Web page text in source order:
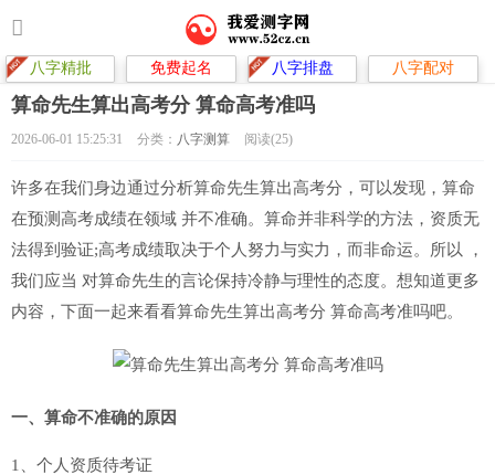
八字精批 免费起名 八字排盘 八字配对
算命先生算出高考分 算命高考准吗
2026-06-01 15:25:31 分类： 八字测算 阅读(25)
许多在我们身边通过分析算命先生算出高考分，可以发现，算命
在预测高考成绩在领域 并不准确。算命并非科学的方法，资质无
法得到验证;高考成绩取决于个人努力与实力，而非命运。所以 ，
我们应当 对算命先生的言论保持冷静与理性的态度。想知道更多
内容，下面一起来看看算命先生算出高考分 算命高考准吗吧。
一、算命不准确的原因
1、个人资质待考证